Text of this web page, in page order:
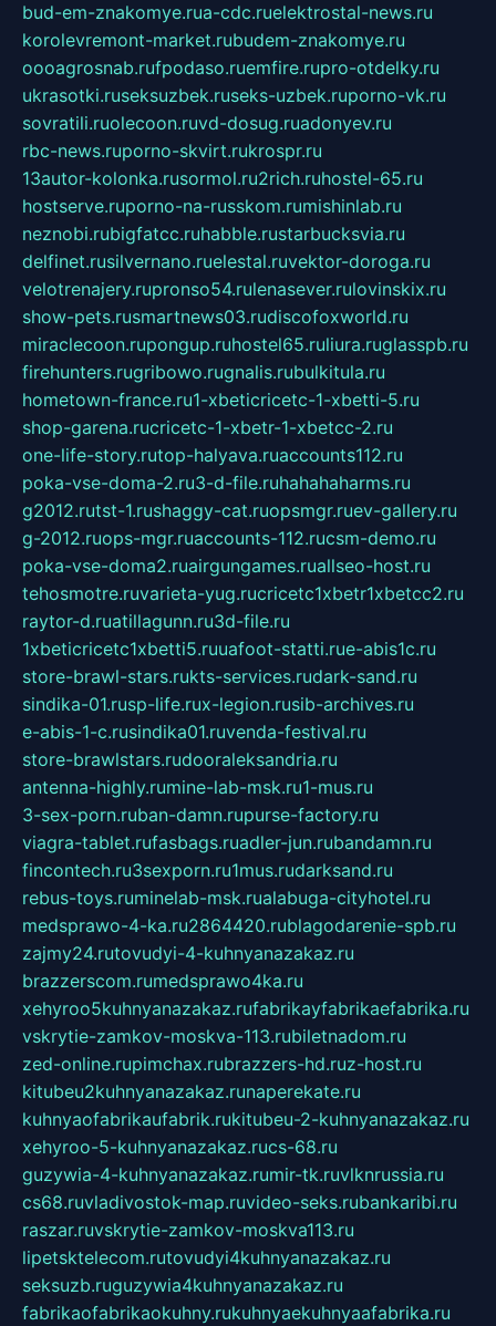
bud-em-znakomye.rua-cdc.ruelektrostal-news.ru
korolevremont-market.rubudem-znakomye.ru
oooagrosnab.rufpodaso.ruemfire.rupro-otdelky.ru
ukrasotki.ruseksuzbek.ruseks-uzbek.ruporno-vk.ru
sovratili.ruolecoon.ruvd-dosug.ruadonyev.ru
rbc-news.ruporno-skvirt.rukrospr.ru
13autor-kolonka.rusormol.ru2rich.ruhostel-65.ru
hostserve.ruporno-na-russkom.rumishinlab.ru
neznobi.rubigfatcc.ruhabble.rustarbucksvia.ru
delfinet.rusilvernano.ruelestal.ruvektor-doroga.ru
velotrenajery.rupronso54.rulenasever.rulovinskix.ru
show-pets.rusmartnews03.rudiscofoxworld.ru
miraclecoon.rupongup.ruhostel65.ruliura.ruglasspb.ru
firehunters.rugribowo.rugnalis.rubulkitula.ru
hometown-france.ru1-xbeticricetc-1-xbetti-5.ru
shop-garena.rucricetc-1-xbetr-1-xbetcc-2.ru
one-life-story.rutop-halyava.ruaccounts112.ru
poka-vse-doma-2.ru3-d-file.ruhahahaharms.ru
g2012.rutst-1.rushaggy-cat.ruopsmgr.ruev-gallery.ru
g-2012.ruops-mgr.ruaccounts-112.rucsm-demo.ru
poka-vse-doma2.ruairgungames.ruallseo-host.ru
tehosmotre.ruvarieta-yug.rucricetc1xbetr1xbetcc2.ru
raytor-d.ruatillagunn.ru3d-file.ru
1xbeticricetc1xbetti5.ruuafoot-statti.rue-abis1c.ru
store-brawl-stars.rukts-services.rudark-sand.ru
sindika-01.rusp-life.rux-legion.rusib-archives.ru
e-abis-1-c.rusindika01.ruvenda-festival.ru
store-brawlstars.rudooraleksandria.ru
antenna-highly.rumine-lab-msk.ru1-mus.ru
3-sex-porn.ruban-damn.rupurse-factory.ru
viagra-tablet.rufasbags.ruadler-jun.rubandamn.ru
fincontech.ru3sexporn.ru1mus.rudarksand.ru
rebus-toys.ruminelab-msk.rualabuga-cityhotel.ru
medsprawo-4-ka.ru2864420.rublagodarenie-spb.ru
zajmy24.rutovudyi-4-kuhnyanazakaz.ru
brazzerscom.rumedsprawo4ka.ru
xehyroo5kuhnyanazakaz.rufabrikayfabrikaefabrika.ru
vskrytie-zamkov-moskva-113.rubiletnadom.ru
zed-online.rupimchax.rubrazzers-hd.ruz-host.ru
kitubeu2kuhnyanazakaz.runaperekate.ru
kuhnyaofabrikaufabrik.rukitubeu-2-kuhnyanazakaz.ru
xehyroo-5-kuhnyanazakaz.rucs-68.ru
guzywia-4-kuhnyanazakaz.rumir-tk.ruvlknrussia.ru
cs68.ruvladivostok-map.ruvideo-seks.rubankaribi.ru
raszar.ruvskrytie-zamkov-moskva113.ru
lipetsktelecom.rutovudyi4kuhnyanazakaz.ru
seksuzb.ruguzywia4kuhnyanazakaz.ru
fabrikaofabrikaokuhny.rukuhnyaekuhnyaafabrika.ru